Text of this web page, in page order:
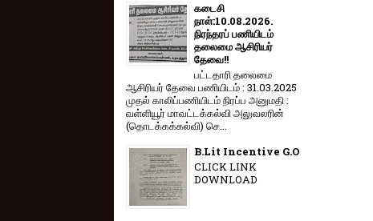
கடைசி
நாள்:10.08.2026.
நிரந்தரப் பணியிடம்
தலைமை ஆசிரியர்
தேவை!!
பட்டதாரி தலைமை
ஆசிரியர் தேவை பணியிடம் : 31.03.2025
முதல் காலிப்பணியிடம் நிரப்ப அனுமதி :
வள்ளியூர் மாவட்டக்கல்வி அலுவலரின்
(தொடக்கக்கல்வி) செ...
B.Lit Incentive G.O
CLICK LINK
DOWNLOAD